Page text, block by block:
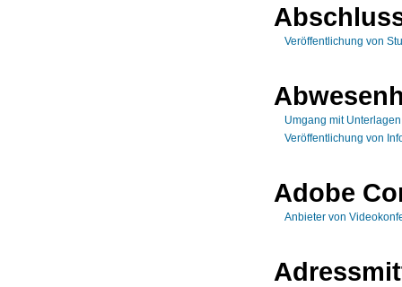
Veröffentlichung von
Umgang mit
Veröffentlichung von
Adobe
Anbieter von